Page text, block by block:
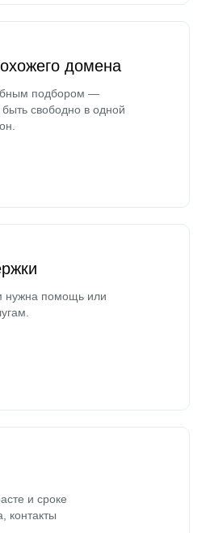
домена
подбором —
свободно в одной
нужна помощь или
и сроке
контакты